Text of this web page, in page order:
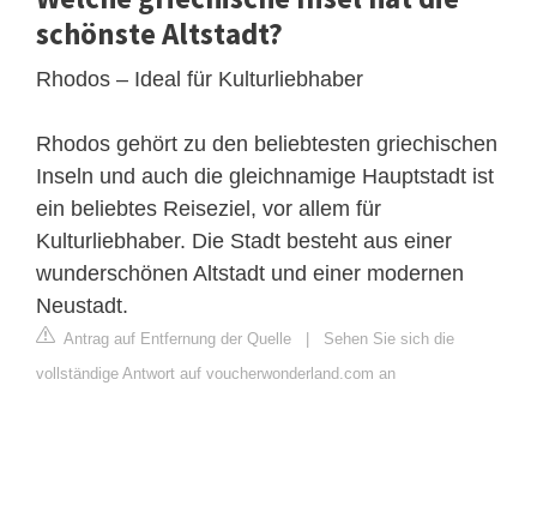
schönste Altstadt?
Rhodos – Ideal für Kulturliebhaber
Rhodos gehört zu den beliebtesten griechischen
Inseln und auch die gleichnamige Hauptstadt ist
ein beliebtes Reiseziel, vor allem für
Kulturliebhaber. Die Stadt besteht aus einer
wunderschönen Altstadt und einer modernen
Neustadt.
Antrag auf Entfernung der Quelle | Sehen Sie sich die
vollständige Antwort auf voucherwonderland.com an